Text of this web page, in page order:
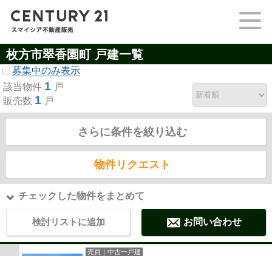
枚方市翠香園町 戸建一覧
募集中のみ表示
該当物件 1 戸
販売数 1 戸
さらに条件を絞り込む
物件リクエスト
チェックした物件をまとめて
検討リストに追加 お問い合わせ
売買｜中古一戸建